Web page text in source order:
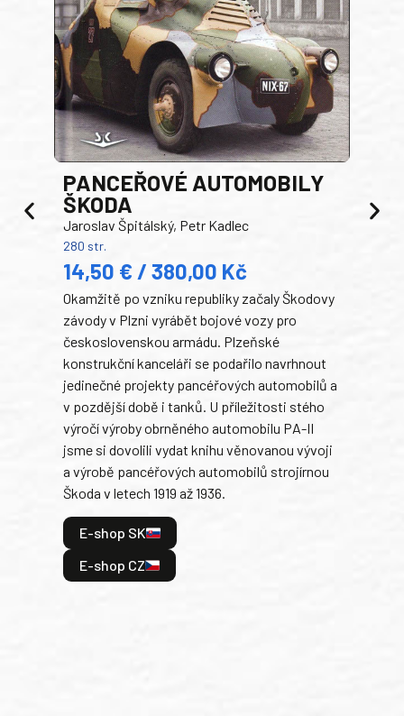
PANCEŘOVÉ AUTOMOBILY
ŠKODA
Jaroslav Špitálský, Petr Kadlec
280 str.
14,50 € / 380,00 Kč
Okamžitě po vzniku republiky začaly Škodovy
závody v Plzni vyrábět bojové vozy pro
československou armádu. Plzeňské
konstrukční kanceláři se podařilo navrhnout
jedinečné projekty pancéřových automobilů a
v pozdější době i tanků. U příležitosti stého
výročí výroby obrněného automobilu PA-II
jsme si dovolili vydat knihu věnovanou vývoji
a výrobě pancéřových automobilů strojírnou
Škoda v letech 1919 až 1936.
E-shop SK
E-shop CZ